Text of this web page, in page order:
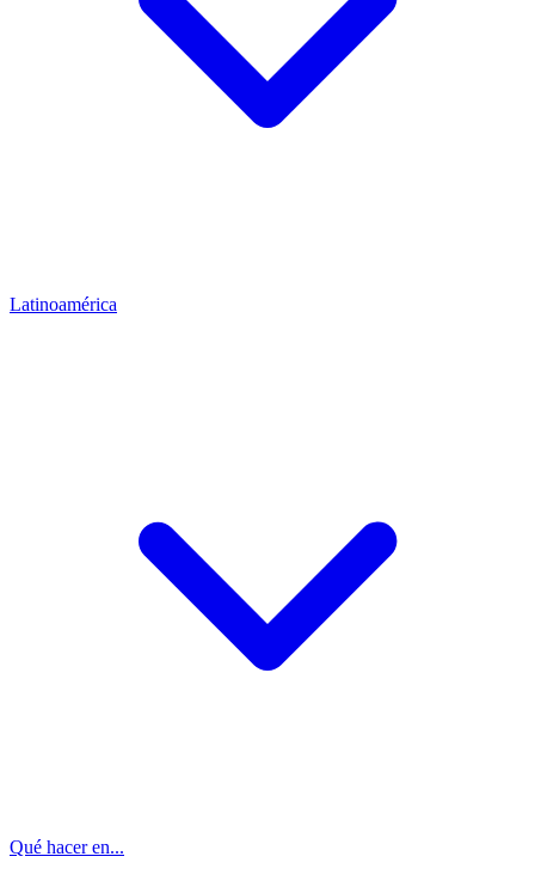
Latinoamérica
Qué hacer en...